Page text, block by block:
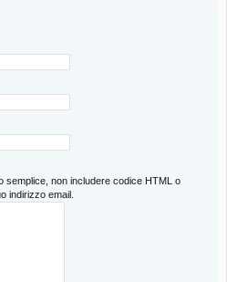
semplice, non includere codice HTML o
indirizzo email.